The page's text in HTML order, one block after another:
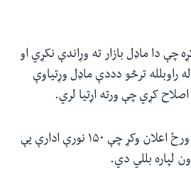
چې دا ماډل بازار ته وړاندې نکړي او
راوبلله ترڅو دددې ماډل وړتياوې
کړي چې ورته اړتيا لري.
دغه شرکت د سه شنبې په ورځ اعلان وکړ چې ۱۵۰ نورې ادارې یې
لپاره بللي دي.